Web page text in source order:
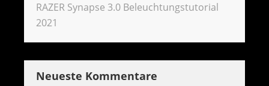
RAZER Synapse 3.0 Beleuchtungstutorial
2021
Neueste Kommentare